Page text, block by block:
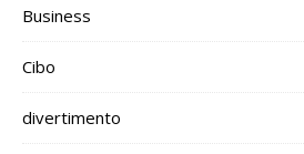
Business
Cibo
divertimento